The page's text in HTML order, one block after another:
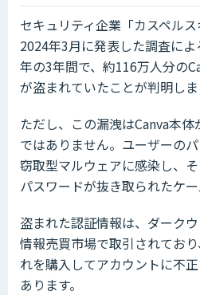
セキュリティ企業「カスペル
2024年3月に発表した調査に
年の3年間で、約116万人分の
が盗まれていたことが判明しま
ただし、この漏洩はCanva本
ではありません。ユーザーの
窃取型マルウェアに感染し、
パスワードが抜き取られたケー
盗まれた認証情報は、ダーク
情報売買市場で取引されてお
れを購入してアカウントに不
あります。